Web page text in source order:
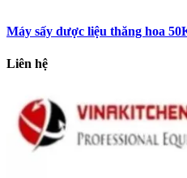
Máy sấy dược liệu thăng hoa
Liên hệ